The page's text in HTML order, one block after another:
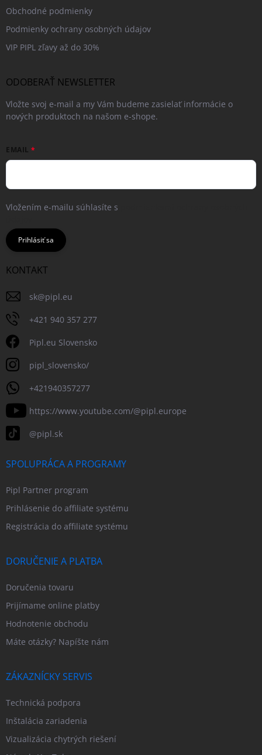
Obchodné podmienky
Podmienky ochrany osobných údajov
VIP PIPL zľavy až do 30%
ODOBERAŤ NEWSLETTER
Vložte svoj e-mail a my Vám budeme zasielať informácie o
nových produktoch na našom e-shope.
EMAIL
Vložením e-mailu súhlasíte s
Prihlásiť sa
KONTAKT
sk@pipl.eu
+421 940 357 277
Pipl.eu Slovensko
pipl_slovensko/
+421940357277
https://www.youtube.com/@pipl.europe
@pipl.sk
SPOLUPRÁCA A PROGRAMY
Pipl Partner program
Prihlásenie do affiliate systému
Registrácia do affiliate systému
DORUČENIE A PLATBA
Doručenia tovaru
Prijímame online platby
Hodnotenie obchodu
Máte otázky? Napíšte nám
ZÁKAZNÍCKY SERVIS
Technická podpora
Inštalácia zariadenia
Vizualizácia chytrých riešení